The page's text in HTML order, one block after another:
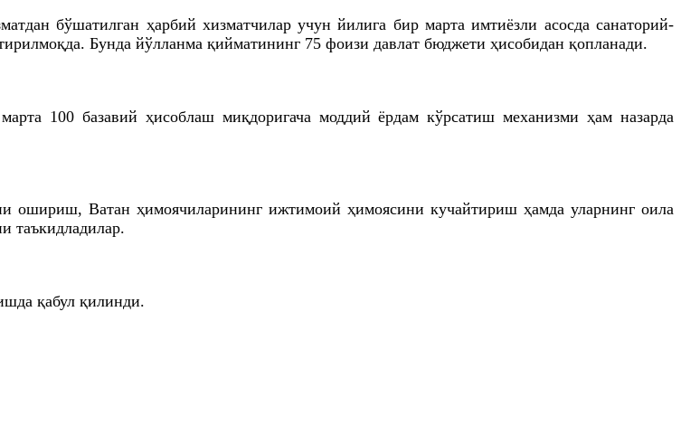
бўшатилган ҳарбий хизматчилар учун йилига бир марта имтиёзли асосда санаторий-
Бунда йўлланма қийматининг 75 фоизи давлат бюджети ҳисобидан қопланади.
100 базавий ҳисоблаш миқдоригача моддий ёрдам кўрсатиш механизми ҳам назарда
ошириш, Ватан ҳимоячиларининг ижтимоий ҳимоясини кучайтириш ҳамда уларнинг оила
таъкидладилар.
қабул қилинди.